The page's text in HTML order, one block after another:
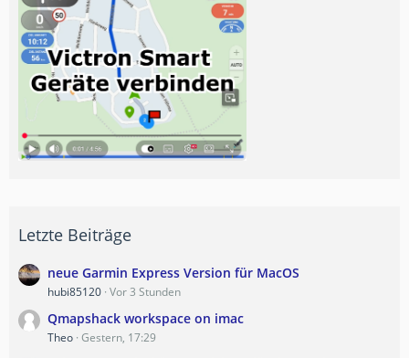
Letzte Beiträge
neue Garmin Express Version für MacOS
hubi85120 Vor 3 Stunden
Qmapshack workspace on imac
Theo Gestern, 17:29